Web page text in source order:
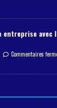
entreprise avec
Commentaires